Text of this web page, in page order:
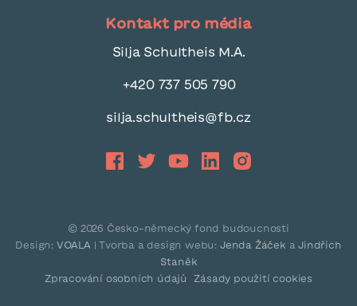
Kontakt pro média
Silja Schultheis M.A.
+420 737 505 790
silja.schultheis@fb.cz
© 2026 Česko-německý fond budoucnosti
Design: VOALA | Tvorba a design webu: Jenda Žáček aJindřich
Staněk
Zpracování osobních údajů
Zásady použití cookies